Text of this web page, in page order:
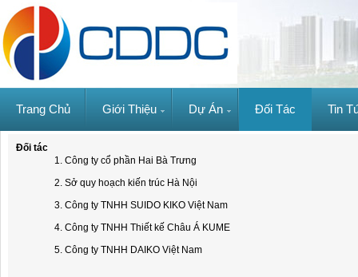
Trang Chủ Giới Thiệu Dự Án Đối Tác Tin
Đối tác
1. Công ty cổ phần Hai Bà Trưng
2. Sở quy hoạch kiến trúc Hà Nội
3. Công ty TNHH SUIDO KIKO Việt Nam
4. Công ty TNHH Thiết kế Châu Á KUME
5. Công ty TNHH DAIKO Việt Nam